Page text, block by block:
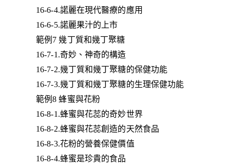
16-6-4.諾麗在現代醫療的應用
16-6-5.諾麗果汁的上市
範例7 幾丁質和幾丁聚糖
16-7-1.奇妙、神奇的構造
16-7-2.幾丁質和幾丁聚糖的保健功能
16-7-3.幾丁質和幾丁聚糖的生理保健功能
範例8 蜂蜜與花粉
16-8-1.蜂蜜與花蕊的奇妙世界
16-8-2.蜂蜜與花蕊創造的天然食品
16-8-3.花粉的營養保健價值
16-8-4.蜂蜜是珍貴的食品